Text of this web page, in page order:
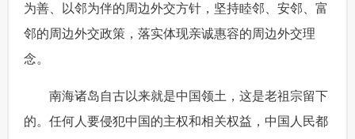
为善、以邻为伴的周边外交方针，坚持睦邻、安邻、富
邻的周边外交政策，落实体现亲诚惠容的周边外交理
念。
南海诸岛自古以来就是中国领土，这是老祖宗留下
的。任何人要侵犯中国的主权和相关权益，中国人民都